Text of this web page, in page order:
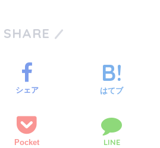
SHARE
シェア はてブ
Pocket LINE